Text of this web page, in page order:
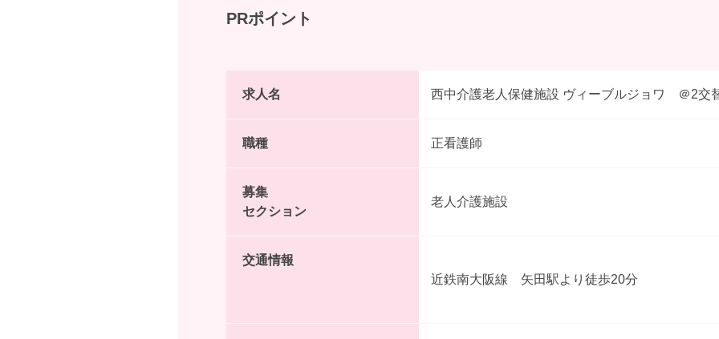
PRポイント
求人名 西中介護老人保健施設 ヴィーブルジョワ ＠2交
職種 正看護師
募集
セクション
老人介護施設
交通情報
近鉄南大阪線 矢田駅より徒歩20分